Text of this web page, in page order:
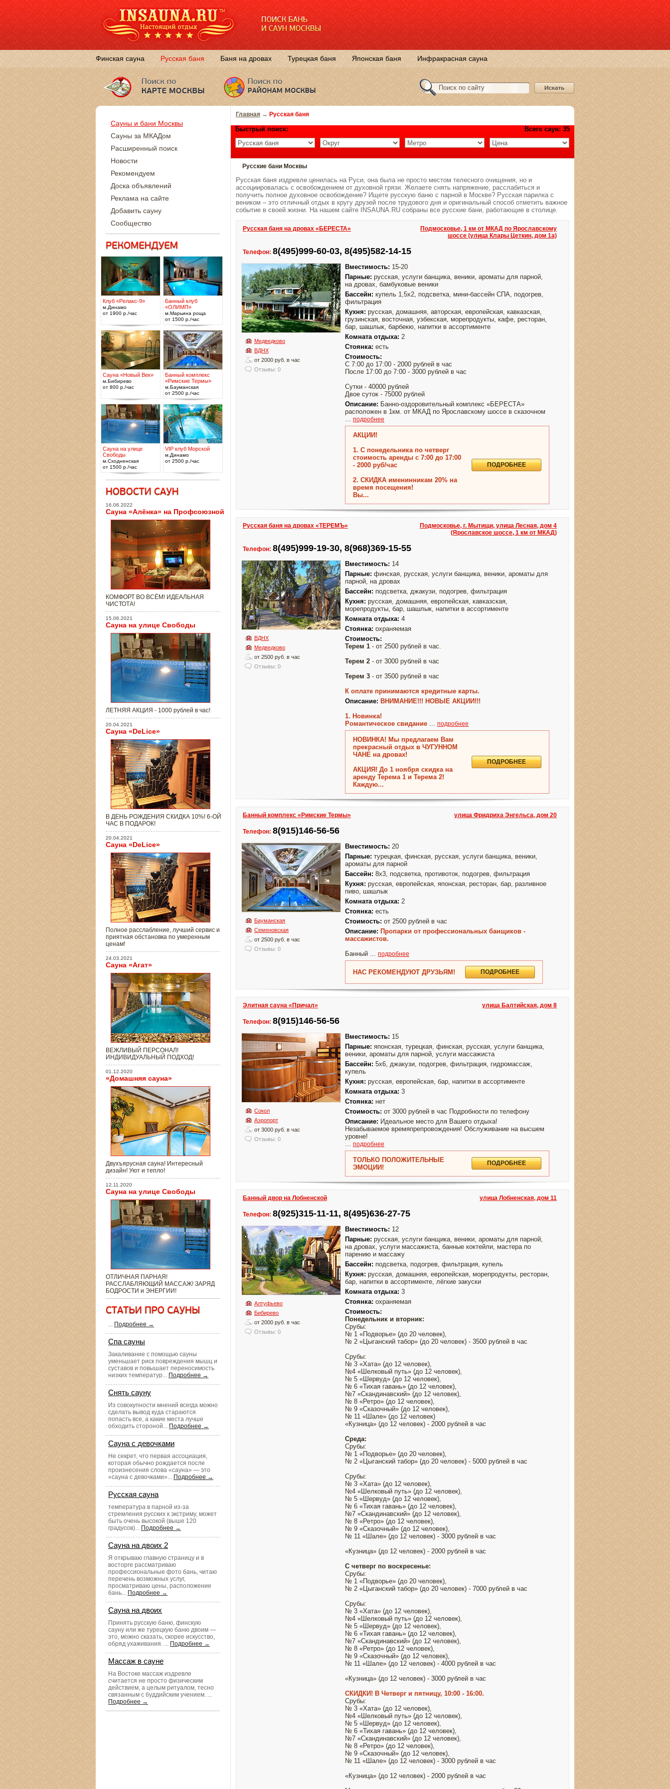
Финская сауна Русская баня Баня на дровах Турецкая баня Японская баня Инфракрасная сауна
Главная → Русская баня
Всего саун: 35
Быстрый поиск:
Русские бани Москвы
Русская баня издревле ценилась на Руси, она была не просто местом телесного очищения, но и
ассоциировалась с освобождением от духовной грязи. Желаете снять напряжение, расслабиться и
получить полное духовное освобождение? Ищете русскую баню с парной в Москве? Русская парилка с
веником – это отличный отдых в кругу друзей после трудового дня и оригинальный способ отметить важное
событие в своей жизни. На нашем сайте INSAUNA.RU собраны все русские бани, работающие в столице.
Русская баня на дровах «БЕРЕСТА»
Подмосковье, 1 км от МКАД по Ярославскому
шоссе (улица Клары Цеткин, дом 1а)
Телефон: 8(495)999-60-03, 8(495)582-14-15
Медведково
ВДНХ
от 2000 руб. в час
Отзывы: 0
Вместимость: 15-20
Парные: русская, услуги банщика, веники, ароматы для парной,
на дровах, бамбуковые веники
Бассейн: купель 1,5х2, подсветка, мини-бассейн СПА, подогрев,
фильтрация
Кухня: русская, домашняя, авторская, европейская, кавказская,
грузинская, восточная, узбекская, морепродукты, кафе, ресторан,
бар, шашлык, барбекю, напитки в ассортименте
Комната отдыха: 2
Стоянка: есть
Стоимость:
С 7:00 до 17:00 - 2000 рублей в час
После 17:00 до 7:00 - 3000 рублей в час
Cутки - 40000 рублей
Двое суток - 75000 рублей
Описание: Банно-оздоровительный комплекс «БЕРЕСТА»
расположен в 1км. от МКАД по Ярославскому шоссе в сказочном
... подробнее
АКЦИИ!
1. C понедельника по четверг
стоимость аренды с 7:00 до 17:00
- 2000 руб/час
2. СКИДКА именинникам 20% на
время посещения!
Вы...
ПОДРОБНЕЕ
Русская баня на дровах «ТЕРЕМЪ»
Подмосковье, г. Мытищи, улица Лесная, дом 4
(Ярославское шоссе, 1 км от МКАД)
Телефон: 8(495)999-19-30, 8(968)369-15-55
ВДНХ
Медведково
от 2500 руб. в час
Отзывы: 0
Вместимость: 14
Парные: финская, русская, услуги банщика, веники, ароматы для
парной, на дровах
Бассейн: подсветка, джакузи, подогрев, фильтрация
Кухня: русская, домашняя, европейская, кавказская,
морепродукты, бар, шашлык, напитки в ассортименте
Комната отдыха: 4
Стоянка: охраняемая
Стоимость:
Терем 1 - от 2500 рублей в час.
Терем 2 - от 3000 рублей в час
Терем 3 - от 3500 рублей в час
К оплате принимаются кредитные карты.
Описание: ВНИМАНИЕ!!! НОВЫЕ АКЦИИ!!!
1. Новинка!
Романтическое свидание ... подробнее
НОВИНКА! Мы предлагаем Вам
прекрасный отдых в ЧУГУННОМ
ЧАНЕ на дровах!
АКЦИЯ! До 1 ноября скидка на
аренду Терема 1 и Терема 2!
Каждую...
ПОДРОБНЕЕ
Банный комплекс «Римские Термы» улица Фридриха Энгельса, дом 20
Телефон: 8(915)146-56-56
Бауманская
Семеновская
от 2500 руб. в час
Отзывы: 0
Вместимость: 20
Парные: турецкая, финская, русская, услуги банщика, веники,
ароматы для парной
Бассейн: 8х3, подсветка, противоток, подогрев, фильтрация
Кухня: русская, европейская, японская, ресторан, бар, разливное
пиво, шашлык
Комната отдыха: 2
Стоянка: есть
Стоимость: от 2500 рублей в час
Описание: Пропарки от профессиональных банщиков -
массажистов.
Банный ... подробнее
НАС РЕКОМЕНДУЮТ ДРУЗЬЯМ! ПОДРОБНЕЕ
Элитная сауна «Причал» улица Балтийская, дом 8
Телефон: 8(915)146-56-56
Сокол
Аэропорт
от 3000 руб. в час
Отзывы: 0
Вместимость: 15
Парные: японская, турецкая, финская, русская, услуги банщика,
веники, ароматы для парной, услуги массажиста
Бассейн: 5х6, джакузи, подогрев, фильтрация, гидромассаж,
купель
Кухня: русская, европейская, бар, напитки в ассортименте
Комната отдыха: 3
Стоянка: нет
Стоимость: от 3000 рублей в час Подробности по телефону
Описание: Идеальное место для Вашего отдыха!
Незабываемое времяпрепровождения! Обслуживание на высшем
уровне!
... подробнее
ТОЛЬКО ПОЛОЖИТЕЛЬНЫЕ
ЭМОЦИИ!
ПОДРОБНЕЕ
Банный двор на Лобненской улица Лобненская, дом 11
Телефон: 8(925)315-11-11, 8(495)636-27-75
Алтуфьево
Бибирево
от 2000 руб. в час
Отзывы: 0
Вместимость: 12
Парные: русская, услуги банщика, веники, ароматы для парной,
на дровах, услуги массажиста, банные коктейли, мастера по
парению и массажу
Бассейн: подсветка, подогрев, фильтрация, купель
Кухня: русская, домашняя, европейская, морепродукты, ресторан,
бар, напитки в ассортименте, лёгкие закуски
Комната отдыха: 3
Стоянка: охраняемая
Стоимость:
Понедельник и вторник:
Срубы:
№ 1 «Подворье» (до 20 человек),
№ 2 «Цыганский табор» (до 20 человек) - 3500 рублей в час
Срубы:
№ 3 «Хата» (до 12 человек),
№4 «Шелковый путь» (до 12 человек),
№ 5 «Шервуд» (до 12 человек),
№ 6 «Тихая гавань» (до 12 человек),
№7 «Скандинавский» (до 12 человек),
№ 8 «Ретро» (до 12 человек),
№ 9 «Сказочный» (до 12 человек),
№ 11 «Шале» (до 12 человек)
«Кузница» (до 12 человек) - 2000 рублей в час
Среда:
Срубы:
№ 1 «Подворье» (до 20 человек),
№ 2 «Цыганский табор» (до 20 человек) - 5000 рублей в час
Срубы:
№ 3 «Хата» (до 12 человек),
№4 «Шелковый путь» (до 12 человек),
№ 5 «Шервуд» (до 12 человек),
№ 6 «Тихая гавань» (до 12 человек),
№7 «Скандинавский» (до 12 человек),
№ 8 «Ретро» (до 12 человек),
№ 9 «Сказочный» (до 12 человек),
№ 11 «Шале» (до 12 человек) - 3000 рублей в час
«Кузница» (до 12 человек) - 2000 рублей в час
С четверг по воскресенье:
Срубы:
№ 1 «Подворье» (до 20 человек),
№ 2 «Цыганский табор» (до 20 человек) - 7000 рублей в час
Срубы:
№ 3 «Хата» (до 12 человек),
№4 «Шелковый путь» (до 12 человек),
№ 5 «Шервуд» (до 12 человек),
№ 6 «Тихая гавань» (до 12 человек),
№7 «Скандинавский» (до 12 человек),
№ 8 «Ретро» (до 12 человек),
№ 9 «Сказочный» (до 12 человек),
№ 11 «Шале» (до 12 человек) - 4000 рублей в час
«Кузница» (до 12 человек) - 3000 рублей в час
СКИДКИ! В Четверг и пятницу, 10:00 - 16:00.
Срубы:
№ 3 «Хата» (до 12 человек),
№4 «Шелковый путь» (до 12 человек),
№ 5 «Шервуд» (до 12 человек),
№ 6 «Тихая гавань» (до 12 человек),
№7 «Скандинавский» (до 12 человек),
№ 8 «Ретро» (до 12 человек),
№ 9 «Сказочный» (до 12 человек),
№ 11 «Шале» (до 12 человек) - 3000 рублей в час
«Кузница» (до 12 человек) - 2000 рублей в час
Сауны и бани Москвы
Сауны за МКАДом
Расширенный поиск
Новости
Рекомендуем
Доска объявлений
Реклама на сайте
Добавить сауну
Сообщество
Клуб «Релакс-9»
м.Динамо
от 1900 р./час
Банный клуб
«ОЛИМП»
м.Марьина роща
от 1500 р./час
Сауна «Новый Век»
м.Бибирево
от 800 р./час
Банный комплекс
«Римские Термы»
м.Бауманская
от 2500 р./час
Сауна на улице
Свободы
м.Сходненская
от 1500 р./час
VIP клуб Морской
м.Динамо
от 2500 р./час
16.06.2022
Сауна «Алёнка» на Профсоюзной
КОМФОРТ ВО ВСЁМ! ИДЕАЛЬНАЯ
ЧИСТОТА!
15.06.2021
Сауна на улице Свободы
ЛЕТНЯЯ АКЦИЯ - 1000 рублей в час!
20.04.2021
Сауна «DeLice»
В ДЕНЬ РОЖДЕНИЯ СКИДКА 10%! 6-ОЙ
ЧАС В ПОДАРОК!
20.04.2021
Сауна «DeLice»
Полное расслабление, лучший сервис и
приятная обстановка по умеренным
ценам!
24.03.2021
Сауна «Агат»
ВЕЖЛИВЫЙ ПЕРСОНАЛ!
ИНДИВИДУАЛЬНЫЙ ПОДХОД!
01.12.2020
«Домашняя сауна»
Двухъярусная сауна! Интересный
дизайн! Уют и тепло!
12.11.2020
Сауна на улице Свободы
ОТЛИЧНАЯ ПАРНАЯ!
РАССЛАБЛЯЮЩИЙ МАССАЖ! ЗАРЯД
БОДРОСТИ и ЭНЕРГИИ!
... Подробнее →
Спа сауны
Закаливание с помощью сауны
уменьшает риск повреждения мышц и
суставов и повышает переносимость
низких температур... Подробнее →
Снять сауну
Из совокупности мнений всегда можно
сделать вывод куда стараются
попасть все, а какие места лучше
обходить стороной... Подробнее →
Сауна с девочками
Не секрет, что первая ассоциация,
которая обычно рождается после
произнесения слова «сауна» — это
«сауна с девочками»... Подробнее →
Русская сауна
температура в парной из-за
стремления русских к экстриму, может
быть очень высокой (выше 120
градусов)... Подробнее →
Сауна на двоих 2
Я открываю главную страницу и в
восторге рассматриваю
профессиональные фото бань, читаю
перечень возможных услуг,
просматриваю цены, расположение
бань... Подробнее →
Сауна на двоих
Принять русскую баню, финскую
сауну или же турецкую баню двоим —
это, можно сказать, скорее искусство,
обряд ухаживания. ... Подробнее →
Массаж в сауне
На Востоке массаж издревле
считается не просто физическим
действием, а целым ритуалом, тесно
связанным с буддийским учением. ...
Подробнее →